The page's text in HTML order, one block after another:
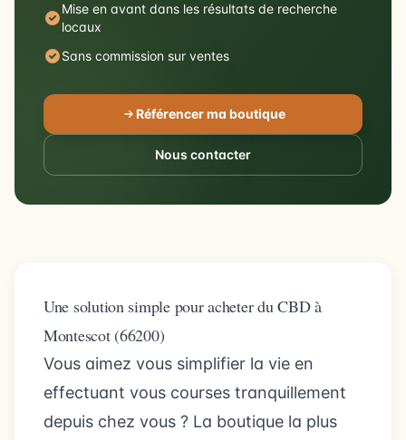
Mise en avant dans les résultats de recherche
locaux
Sans commission sur ventes
Référencer ma boutique
Nous contacter
Une solution simple pour acheter du CBD à
Montescot (66200)
Vous aimez vous simplifier la vie en
effectuant vous courses tranquillement
depuis chez vous ? La boutique la plus